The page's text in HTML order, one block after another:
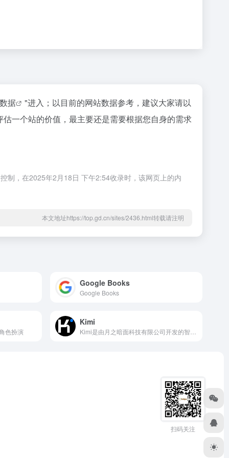
据
"进入；以目前的网站数据参考，建议大家请以
一个站的价值，最主要还是需要根据您自身的需求
制，在2025年2月18日 下午2:54收录时，该网页上的内
本文地址https://top.gd.cn/sites/2436.html转载请注明
Google Books
Google Books
色扮演
Kimi
扫码关注